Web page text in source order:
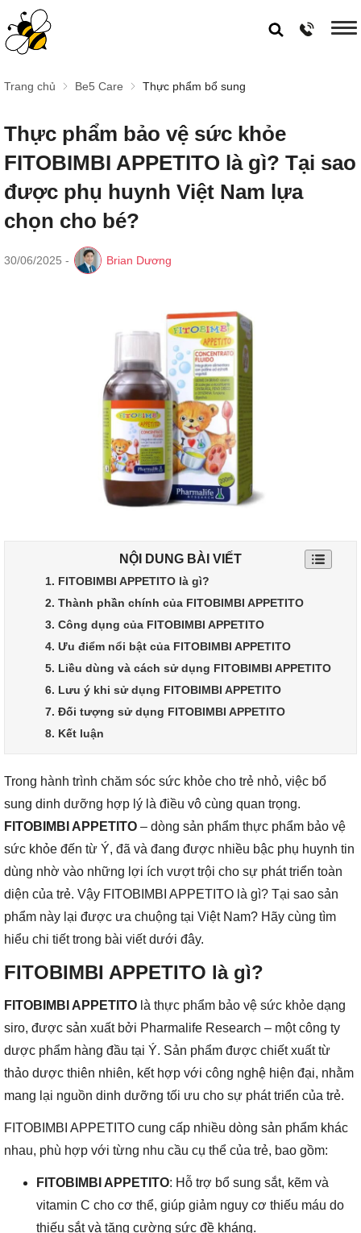
Trang chủ Be5 Care Thực phẩm bổ sung
Thực phẩm bảo vệ sức khỏe
FITOBIMBI APPETITO là gì? Tại sao
được phụ huynh Việt Nam lựa
chọn cho bé?
30/06/2025 - Brian Dương
NỘI DUNG BÀI VIẾT
1. FITOBIMBI APPETITO là gì?
2. Thành phần chính của FITOBIMBI APPETITO
3. Công dụng của FITOBIMBI APPETITO
4. Ưu điểm nổi bật của FITOBIMBI APPETITO
5. Liều dùng và cách sử dụng FITOBIMBI APPETITO
6. Lưu ý khi sử dụng FITOBIMBI APPETITO
7. Đối tượng sử dụng FITOBIMBI APPETITO
8. Kết luận
Trong hành trình chăm sóc sức khỏe cho trẻ nhỏ, việc bổ
sung dinh dưỡng hợp lý là điều vô cùng quan trọng.
FITOBIMBI APPETITO – dòng sản phẩm thực phẩm bảo vệ
sức khỏe đến từ Ý, đã và đang được nhiều bậc phụ huynh tin
dùng nhờ vào những lợi ích vượt trội cho sự phát triển toàn
diện của trẻ. Vậy FITOBIMBI APPETITO là gì? Tại sao sản
phẩm này lại được ưa chuộng tại Việt Nam? Hãy cùng tìm
hiểu chi tiết trong bài viết dưới đây.
FITOBIMBI APPETITO là gì?
FITOBIMBI APPETITO là thực phẩm bảo vệ sức khỏe dạng
siro, được sản xuất bởi Pharmalife Research – một công ty
dược phẩm hàng đầu tại Ý. Sản phẩm được chiết xuất từ
thảo dược thiên nhiên, kết hợp với công nghệ hiện đại, nhằm
mang lại nguồn dinh dưỡng tối ưu cho sự phát triển của trẻ.
FITOBIMBI APPETITO cung cấp nhiều dòng sản phẩm khác
nhau, phù hợp với từng nhu cầu cụ thể của trẻ, bao gồm:
FITOBIMBI APPETITO: Hỗ trợ bổ sung sắt, kẽm và
vitamin C cho cơ thể, giúp giảm nguy cơ thiếu máu do
thiếu sắt và tăng cường sức đề kháng.